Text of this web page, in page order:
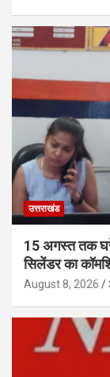
उत्तराखंड
15 अगस्त तक
सिलेंडर का
August 8, 2026